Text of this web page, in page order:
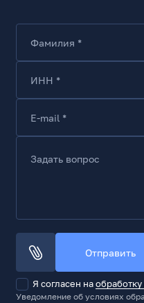
Серый, черный,
Длина: 18"
Комплект поставки
Ключ
Фамилия *
ИНН *
E-mail *
Задать вопрос
Отправить
Я согласен на
Уведомление об условиях